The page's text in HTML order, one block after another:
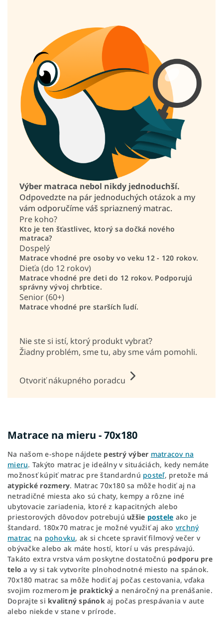
Výber matraca nebol nikdy jednoduchší.
Odpovedzte na pár jednoduchých otázok a my
vám odporučíme váš spriaznený matrac.
Pre koho?
Kto je ten šťastlivec, ktorý sa dočká nového
matraca?
Dospelý
Matrace vhodné pre osoby vo veku 12 - 120 rokov.
Dieťa (do 12 rokov)
Matrace vhodné pre deti do 12 rokov. Podporujú
správny vývoj chrbtice.
Senior (60+)
Matrace vhodné pre starších ľudí.
Nie ste si istí, ktorý produkt vybrať?
Žiadny problém, sme tu, aby sme vám pomohli.
Otvoriť nákupného poradcu
Matrace na mieru - 70x180
Na našom e-shope nájdete pestrý výber matracov na
mieru. Takýto matrac je ideálny v situáciách, kedy nemáte
možnosť kúpiť matrac pre štandardnú posteľ, pretože má
atypické rozmery. Matrac 70x180 sa môže hodiť aj na
netradičné miesta ako sú chaty, kempy a rôzne iné
ubytovacie zariadenia, ktoré z kapacitných alebo
priestorových dôvodov potrebujú užšie postele ako je
štandard. 180x70 matrac je možné využiť aj ako vrchný
matrac na pohovku, ak si chcete spraviť filmový večer v
obývačke alebo ak máte hostí, ktorí u vás prespávajú.
Takáto extra vrstva vám poskytne dostatočnú podporu pre
telo a vy si tak vytvoríte plnohodnotné miesto na spánok.
70x180 matrac sa môže hodiť aj počas cestovania, vďaka
svojim rozmerom je praktický a nenáročný na prenášanie.
Doprajte si kvalitný spánokaj počas prespávania v aute
alebo niekde v stane v prírode.